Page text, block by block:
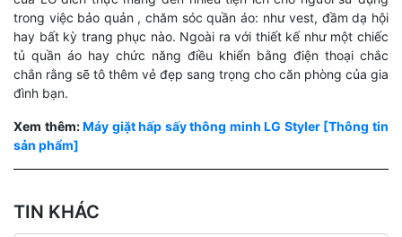
trong việc bảo quản , chăm sóc quần áo: như vest, đầm dạ hội
hay bất kỳ trang phục nào. Ngoài ra với thiết kế như một chiếc
tủ quần áo hay chức năng điều khiển bằng điện thoại chắc
chắn rằng sẽ tô thêm vẻ đẹp sang trọng cho căn phòng của gia
đình bạn.
Xem thêm:Máy giặt hấp sấy thông minh LG Styler [Thông tin
sản phẩm]
TIN KHÁC